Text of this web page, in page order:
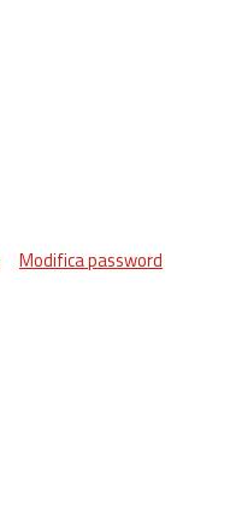
Modifica password